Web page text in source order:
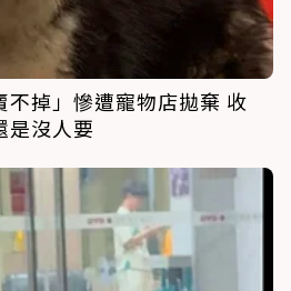
不掉」慘遭寵物店拋棄 收
是沒人要